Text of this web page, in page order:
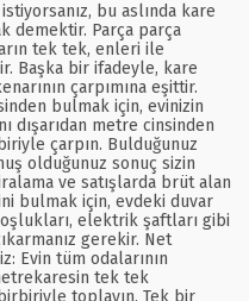
bu aslında kare
demektir. Parça parça
tek tek, enleri ile
Başka bir ifadeyle, kare
çarpımına eşittir.
bulmak için, evinizin
dışarıdan metre cinsinden
çarpın. Bulduğunuz
olduğunuz sonuç sizin
ve satışlarda brüt alan
bulmak için, evdeki duvar
elektrik şaftları gibi
gerekir. Net
Evin tüm odalarının
tek tek
toplayın. Tek bir